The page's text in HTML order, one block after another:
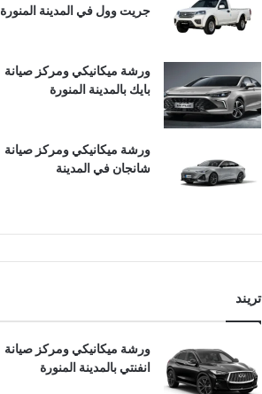
جريت وول في المدينة المنورة
ورشة ميكانيكي ومركز صيانة
بايك بالمدينة المنورة
ورشة ميكانيكي ومركز صيانة
شانجان في المدينة
تريند
ورشة ميكانيكي ومركز صيانة
انفنتي بالمدينة المنورة